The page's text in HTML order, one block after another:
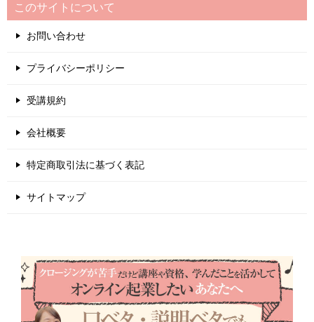
このサイトについて
お問い合わせ
プライバシーポリシー
受講規約
会社概要
特定商取引法に基づく表記
サイトマップ